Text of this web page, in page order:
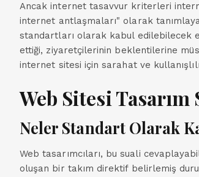
Ancak internet tasavvur kriterleri
internet antlaşmaları" olarak
standartları olarak kabul edilebilecek
ettiği, ziyaretçilerinin beklentilerine
internet sitesi için sarahat ve
Web Sitesi
Neler Standart Olarak
Web tasarımcıları, bu suali
oluşan bir takım direktif belirlemiş